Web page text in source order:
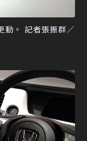
動。 記者張振群／